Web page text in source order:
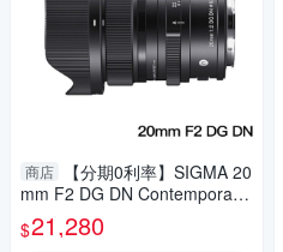
商店
【分期0利率】SIGMA 20
mm F2 DG DN Contemporary
For SONY E Mount 恆伸公司
貨 德寶光學 大光圈 雲海季
$21,280